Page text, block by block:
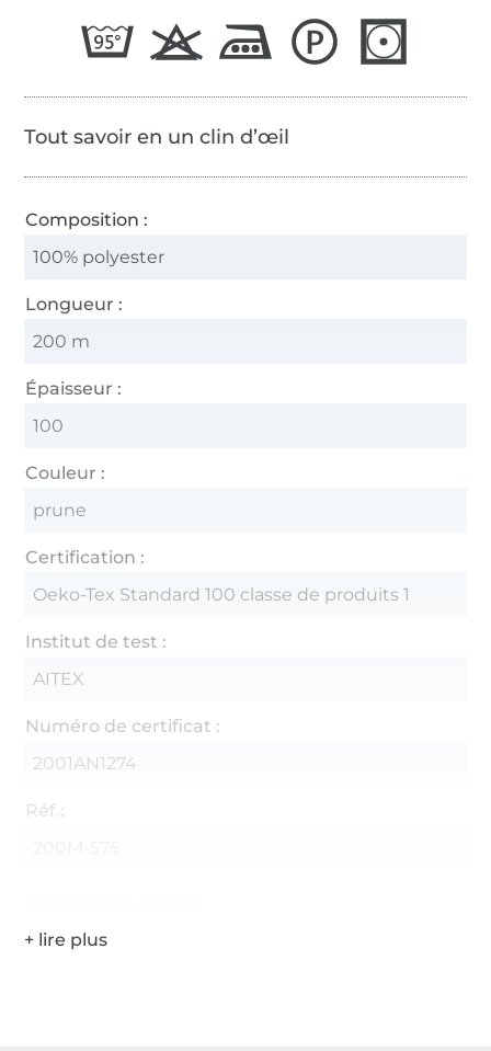
Tout savoir en un clin d’œil
Composition :
100% polyester
Longueur :
200 m
Épaisseur :
100
Couleur :
prune
Certification :
Oeko-Tex Standard 100 classe de produits 1
Institut de test :
AITEX
Numéro de certificat :
2001AN1274
Réf.: